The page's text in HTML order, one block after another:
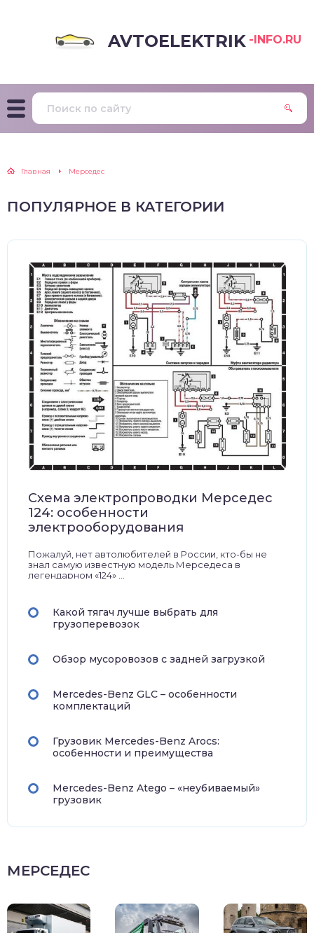
AVTOELEKTRIK -INFO.RU
Главная Мерседес
ПОПУЛЯРНОЕ В КАТЕГОРИИ
Схема электропроводки Мерседес
124: особенности
электрооборудования
Пожалуй, нет автолюбителей в России, кто-бы не
знал самую известную модель Мерседеса в
легендарном «124» ...
Какой тягач лучше выбрать для
грузоперевозок
Обзор мусоровозов с задней загрузкой
Mercedes-Benz GLC – особенности
комплектаций
Грузовик Mercedes-Benz Arocs:
особенности и преимущества
Mercedes-Benz Atego – «неубиваемый»
грузовик
МЕРСЕДЕС